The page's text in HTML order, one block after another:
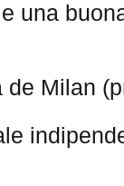
una
Milan